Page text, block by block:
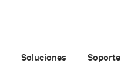
Soluciones Soporte